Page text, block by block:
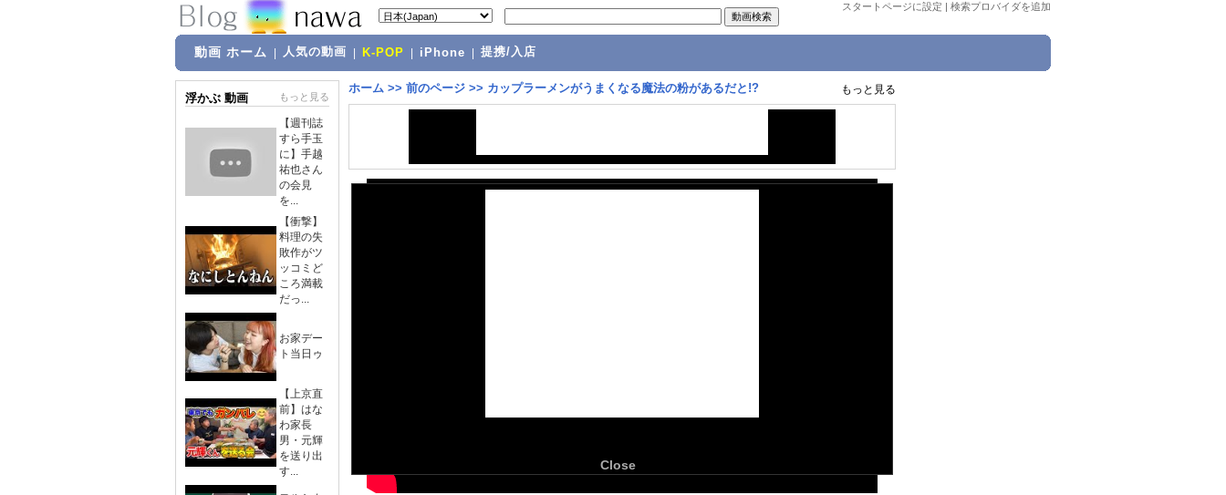
スタートページに設定 | 検索プロバイダを追加
動画 ホーム 人気の動画 K-POP iPhone 提携/入店
浮かぶ 動画 もっと見る
【週刊誌
すら手玉
に】手越
祐也さん
の会見
を...
【衝撃】
料理の失
敗作がツ
ッコミど
ころ満載
だっ...
お家デー
ト当日ゥ
【上京直
前】はな
わ家長
男・元輝
を送り出
す...
ホーム >> 前のページ >> カップラーメンがうまくなる魔法の粉があるだと!? もっと見る
Close